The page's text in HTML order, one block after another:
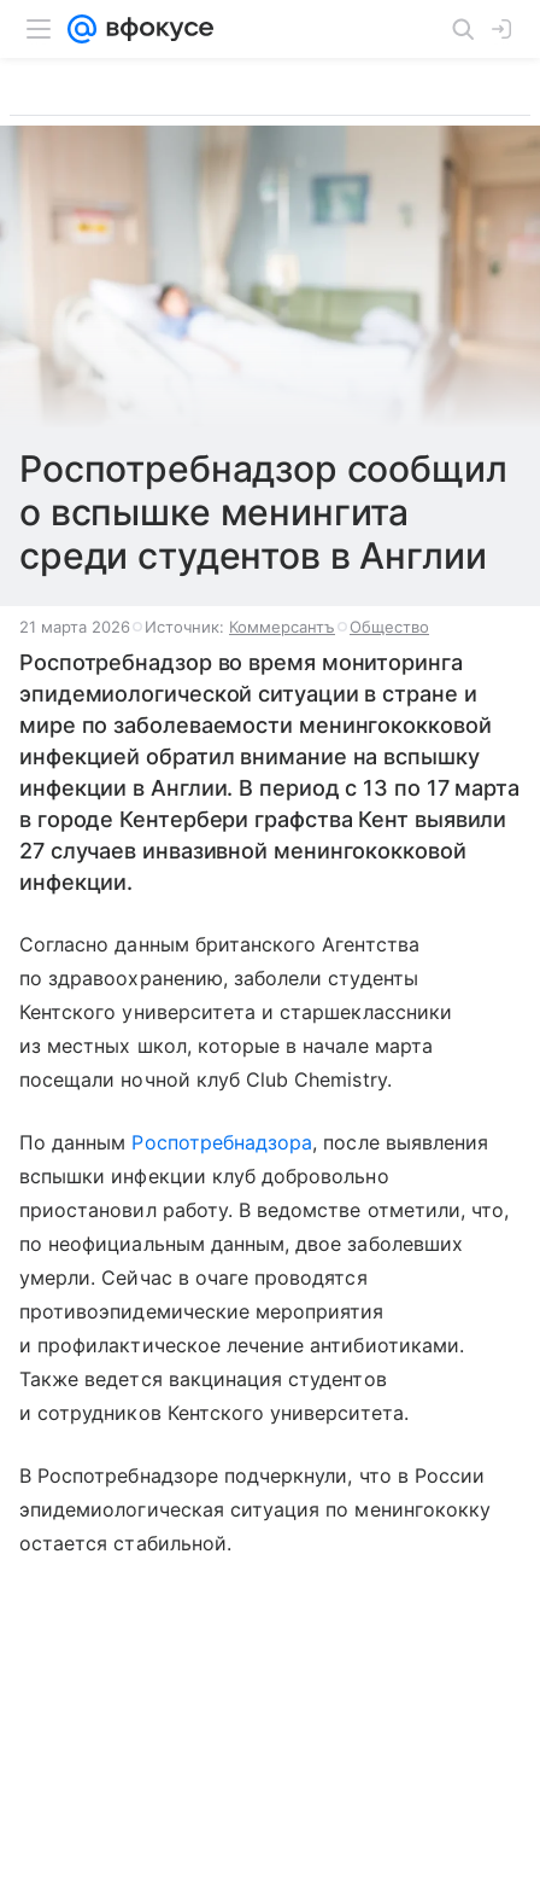
Роспотребнадзор сообщил
о вспышке менингита
среди студентов в Англии
21 марта 2026 Источник: Коммерсантъ Общество
Роспотребнадзор во время мониторинга
эпидемиологической ситуации в стране и
мире по заболеваемости менингококковой
инфекцией обратил внимание на вспышку
инфекции в Англии. В период с 13 по 17 марта
в городе Кентербери графства Кент выявили
27 случаев инвазивной менингококковой
инфекции.
Согласно данным британского Агентства
по здравоохранению, заболели студенты
Кентского университета и старшеклассники
из местных школ, которые в начале марта
посещали ночной клуб Club Chemistry.
По данным Роспотребнадзора, после выявления
вспышки инфекции клуб добровольно
приостановил работу. В ведомстве отметили, что,
по неофициальным данным, двое заболевших
умерли. Сейчас в очаге проводятся
противоэпидемические мероприятия
и профилактическое лечение антибиотиками.
Также ведется вакцинация студентов
и сотрудников Кентского университета.
В Роспотребнадзоре подчеркнули, что в России
эпидемиологическая ситуация по менингококку
остается стабильной.